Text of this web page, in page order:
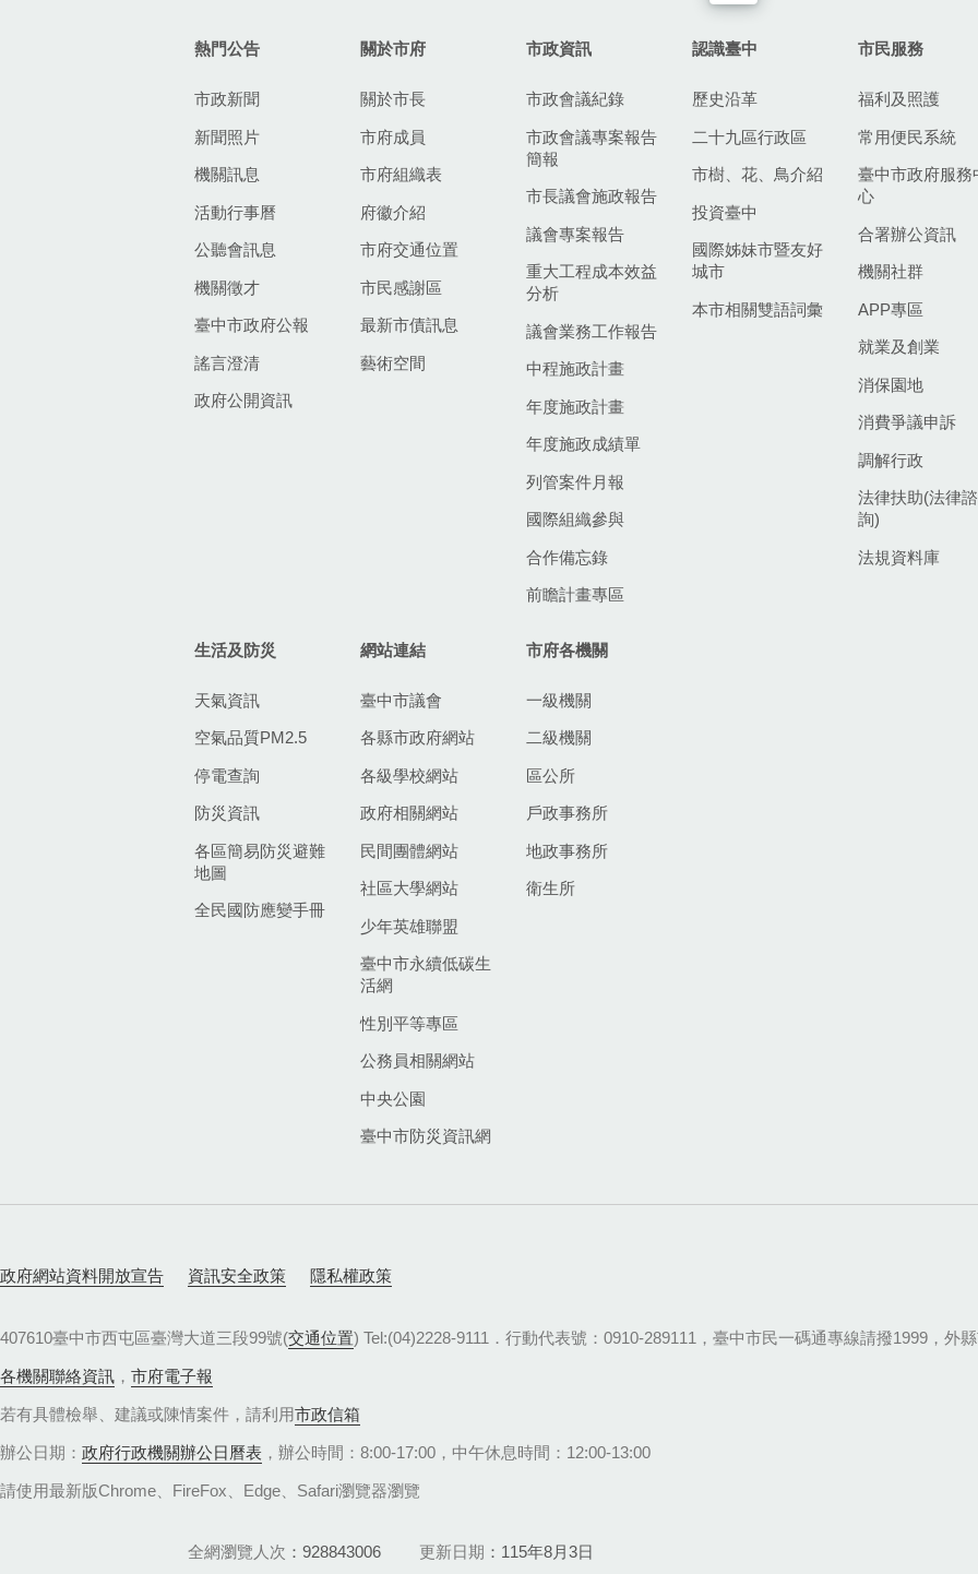
熱門公告
市政新聞
新聞照片
機關訊息
活動行事曆
公聽會訊息
機關徵才
臺中市政府公報
謠言澄清
政府公開資訊
關於市府
關於市長
市府成員
市府組織表
府徽介紹
市府交通位置
市民感謝區
最新市債訊息
藝術空間
市政資訊
市政會議紀錄
市政會議專案報告
簡報
市長議會施政報告
議會專案報告
重大工程成本效益
分析
議會業務工作報告
中程施政計畫
年度施政計畫
年度施政成績單
列管案件月報
國際組織參與
合作備忘錄
前瞻計畫專區
認識臺中
歷史沿革
二十九區行政區
市樹、花、鳥介紹
投資臺中
國際姊妹市暨友好
城市
本市相關雙語詞彙
市民服務
福利及照護
常用便民系統
臺中市政府服務
心
合署辦公資訊
機關社群
APP專區
就業及創業
消保園地
消費爭議申訴
調解行政
法律扶助(法律諮
詢)
法規資料庫
生活及防災
天氣資訊
空氣品質PM2.5
停電查詢
防災資訊
各區簡易防災避難
地圖
全民國防應變手冊
網站連結
臺中市議會
各縣市政府網站
各級學校網站
政府相關網站
民間團體網站
社區大學網站
少年英雄聯盟
臺中市永續低碳生
活網
性別平等專區
公務員相關網站
中央公園
臺中市防災資訊網
市府各機關
一級機關
二級機關
區公所
戶政事務所
地政事務所
衛生所
政府網站資料開放宣告 資訊安全政策 隱私權政策
407610臺中市西屯區臺灣大道三段99號(交通位置) Tel:(04)2228-9111．行動代表號：0910-289111，臺中市民一碼通專線請撥1999，外
各機關聯絡資訊 ， 市府電子報
若有具體檢舉、建議或陳情案件，請利用市政信箱
辦公日期： 政府行政機關辦公日曆表 ，辦公時間：8:00-17:00，中午休息時間：12:00-13:00
請使用最新版Chrome、FireFox、Edge、Safari瀏覽器瀏覽
全網瀏覽人次 928843006 更新日期 115年8月3日